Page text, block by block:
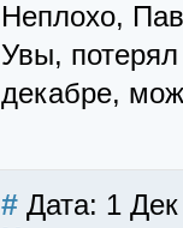
Неплохо,
Увы, потерял
декабре,
# Дата: 1